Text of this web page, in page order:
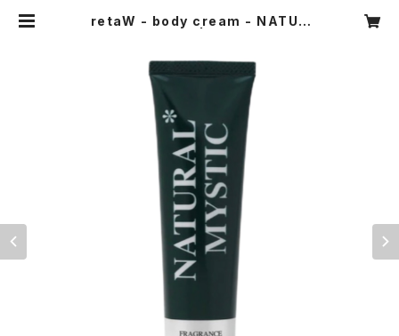
retaW - body cream - NATUR